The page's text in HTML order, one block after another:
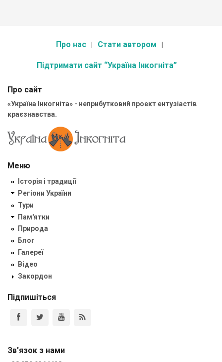
Про нас Стати автором
Підтримати сайт “Україна Інкогніта”
Про сайт
«Україна Інкогніта» - неприбутковий проект ентузіастів
краєзнавства.
Меню
Історія і традиції
Регіони України
Тури
Пам'ятки
Природа
Блог
Галереї
Відео
Закордон
Підпишіться
Зв'язок з нами